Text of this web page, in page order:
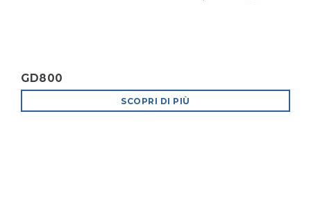
GD800
SCOPRI DI PIÙ